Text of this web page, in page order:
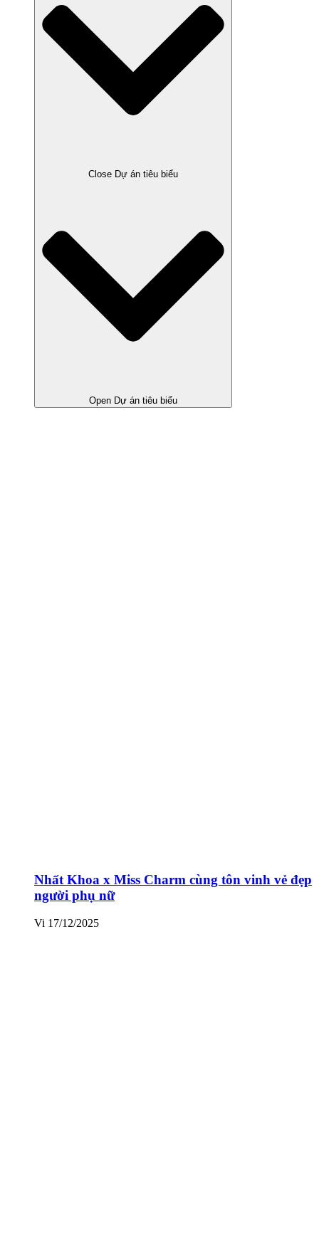
Close Dự án tiêu biểu
Open Dự án tiêu biểu
Nhất Khoa x Miss Charm cùng tôn vinh vẻ đẹp
người phụ nữ
Vi 17/12/2025